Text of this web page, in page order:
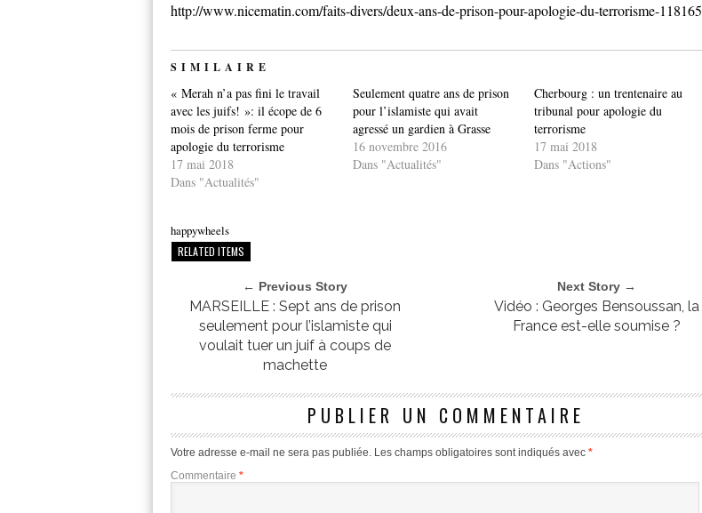
http://www.nicematin.com/faits-divers/deux-ans-de-prison-pour-apologie-du-terrorisme-118165
SIMILAIRE
« Merah n’a pas fini le travail
avec les juifs! »: il écope de 6
mois de prison ferme pour
apologie du terrorisme
17 mai 2018
Dans "Actualités"
Seulement quatre ans de prison
pour l’islamiste qui avait
agressé un gardien à Grasse
16 novembre 2016
Dans "Actualités"
Cherbourg : un trentenaire au
tribunal pour apologie du
terrorisme
17 mai 2018
Dans "Actions"
happywheels
RELATED ITEMS
← Previous Story
MARSEILLE : Sept ans de prison
seulement pour l’islamiste qui
voulait tuer un juif à coups de
machette
Next Story →
Vidéo : Georges Bensoussan, la
France est-elle soumise ?
PUBLIER UN COMMENTAIRE
Votre adresse e-mail ne sera pas publiée. Les champs obligatoires sont indiqués avec *
Commentaire *